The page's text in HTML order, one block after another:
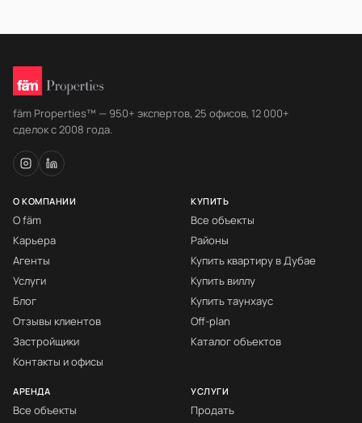
fäm Properties™ — 950+ экспертов, 25 офисов, 12 000+
сделок с 2008 года.
О КОМПАНИИ
О fäm
Карьера
Агенты
Услуги
Блог
Отзывы клиентов
Застройщики
Контакты и офисы
КУПИТЬ
Все объекты
Районы
Купить квартиру в Дубае
Купить виллу
Купить таунхаус
Off-plan
Каталог объектов
АРЕНДА
Все объекты
УСЛУГИ
Продать